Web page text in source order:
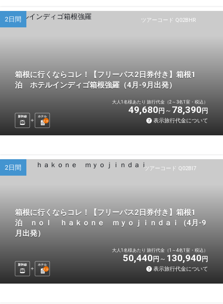
ツアーコード Q02BHR
2日間
箱根に行くならコレ！【フリーパス2日券付き】箱根1
泊 ホテルインディゴ箱根強羅（4月-9月出発）
新幹線
ホテル
1 泊
大人1名様あたり 旅行代金（2～3名1室・税込）
49,680 円 78,390 円
表示旅行代金について
ツアーコード Q02BI7
2日間
箱根に行くならコレ！【フリーパス2日券付き】箱根1
泊 ｎｏｌ ｈａｋｏｎｅ ｍｙｏｊｉｎｄａｉ（4月-9
月出発）
新幹線
ホテル
1 泊
大人1名様あたり 旅行代金（1～4名1室・税込）
50,440 円 130,940 円
表示旅行代金について